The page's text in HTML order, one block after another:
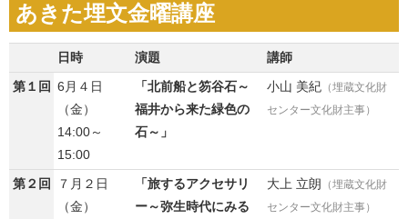
あきた埋文金曜講座
日時 演題
講師
第１回 6月４日
（金）
14:00～
15:00
「北前船と笏谷石～
福井から来た緑色の
石～」
小山 美紀（埋蔵文化財
センター文化財主事）
第２回
７月２日
（金）
「旅するアクセサリ
ー～弥生時代にみる
大上 立朗 （埋蔵文化財
センター文化財主事）